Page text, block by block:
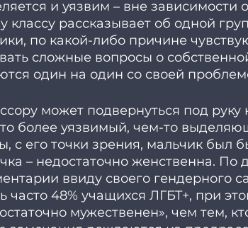
и уязвим – вне зависимости
классу рассказывает об одной
по какой-либо причине
сложные вопросы о
один на один со своей
может подвернуться под руку
более уязвимый, чем-то
с его точки зрения, мальчик был
– недостаточно женственна.
ввиду своего гендерного
часто 48% учащихся ЛГБТ+, при
мужественен», чем тем,